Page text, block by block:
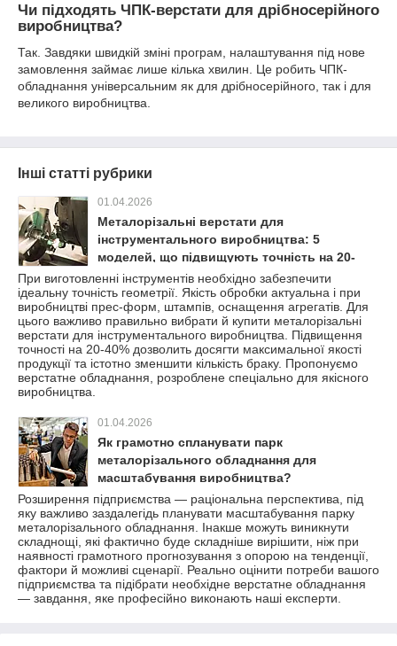
Чи підходять ЧПК-верстати для дрібносерійного
виробництва?
Так. Завдяки швидкій зміні програм, налаштування під нове
замовлення займає лише кілька хвилин. Це робить ЧПК-
обладнання універсальним як для дрібносерійного, так і для
великого виробництва.
Інші статті рубрики
01.04.2026
Металорізальні верстати для
інструментального виробництва: 5
моделей, що підвищують точність на 20-
40%
При виготовленні інструментів необхідно забезпечити
ідеальну точність геометрії. Якість обробки актуальна і при
виробництві прес-форм, штампів, оснащення агрегатів. Для
цього важливо правильно вибрати й купити металорізальні
верстати для інструментального виробництва. Підвищення
точності на 20-40% дозволить досягти максимальної якості
продукції та істотно зменшити кількість браку. Пропонуємо
верстатне обладнання, розроблене спеціально для якісного
виробництва.
01.04.2026
Як грамотно спланувати парк
металорізального обладнання для
масштабування виробництва?
Розширення підприємства — раціональна перспектива, під
яку важливо заздалегідь планувати масштабування парку
металорізального обладнання. Інакше можуть виникнути
складнощі, які фактично буде складніше вирішити, ніж при
наявності грамотного прогнозування з опорою на тенденції,
фактори й можливі сценарії. Реально оцінити потреби вашого
підприємства та підібрати необхідне верстатне обладнання
— завдання, яке професійно виконають наші експерти.